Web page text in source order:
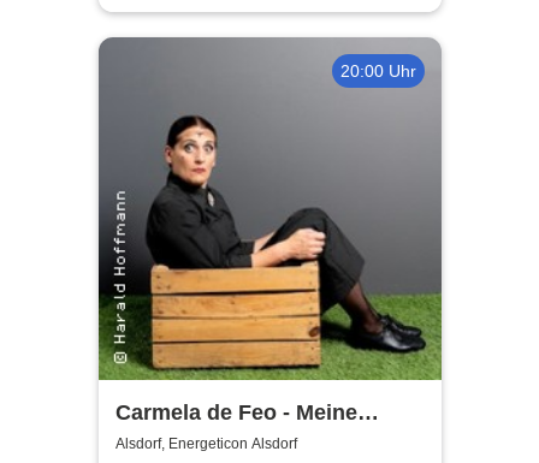
20:00 Uhr
Carmela de Feo - Meine
besten Knaller
Alsdorf, Energeticon Alsdorf